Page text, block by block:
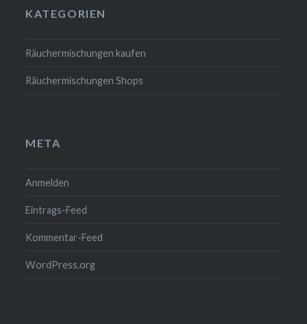
KATEGORIEN
Räuchermischungen kaufen
Räuchermischungen Shops
META
Anmelden
Eintrags-Feed
Kommentar-Feed
WordPress.org